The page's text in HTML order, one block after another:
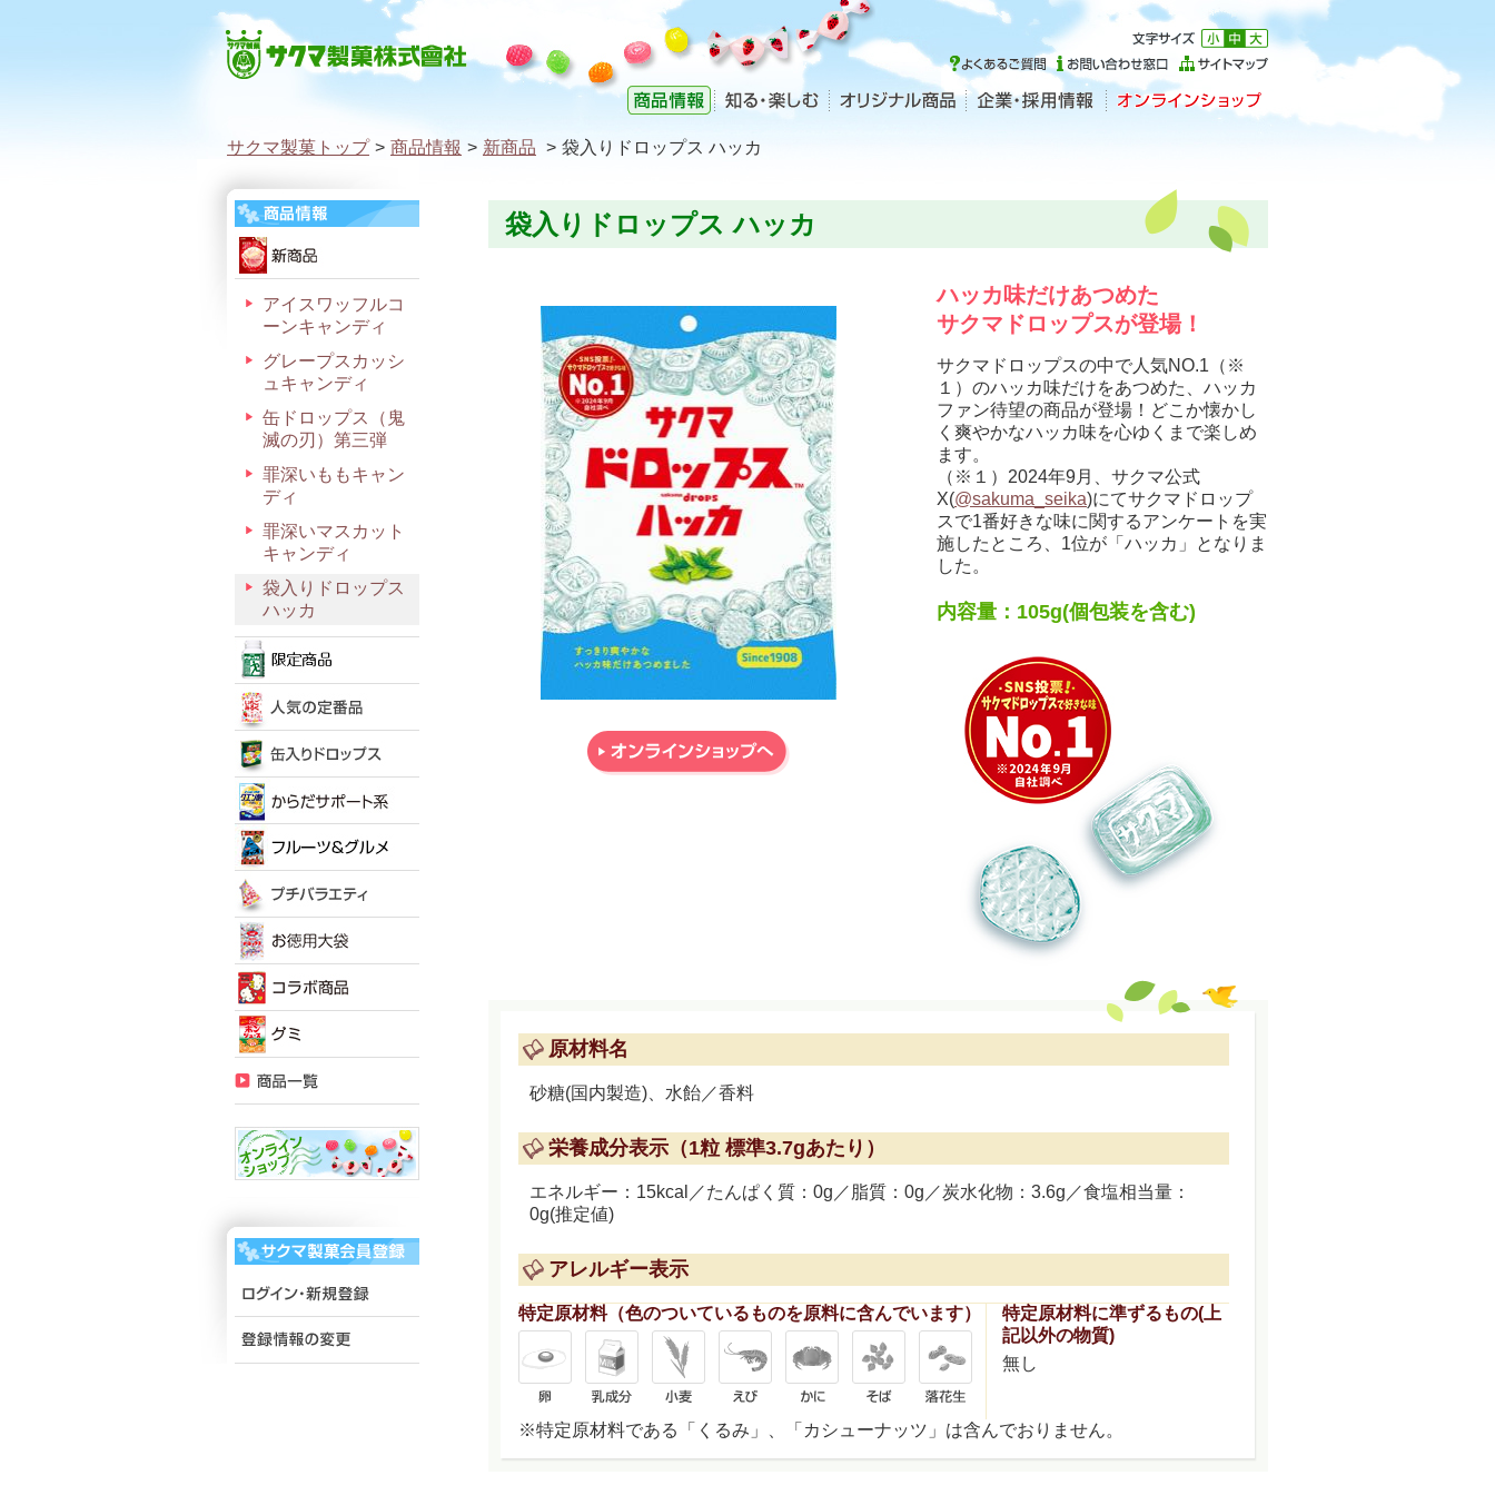
サクマ製菓トップ > 商品情報 > 新商品 > 袋入りドロップス ハッカ
アイスワッフルコ
ーンキャンディ
グレープスカッシ
ュキャンディ
缶ドロップス（鬼
滅の刃）第三弾
罪深いももキャン
ディ
罪深いマスカット
キャンディ
袋入りドロップス
ハッカ
袋入りドロップス ハッカ
ハッカ味だけあつめた
サクマドロップスが登場！
サクマドロップスの中で人気NO.1（※
１）のハッカ味だけをあつめた、ハッカ
ファン待望の商品が登場！どこか懐かし
く爽やかなハッカ味を心ゆくまで楽しめ
ます。
（※１）2024年9月、サクマ公式
X(@sakuma_seika)にてサクマドロップ
スで1番好きな味に関するアンケートを実
施したところ、1位が「ハッカ」となりま
した。
内容量：105g(個包装を含む)
原材料名
砂糖(国内製造)、水飴／香料
栄養成分表示（1粒 標準3.7gあたり）
エネルギー：15kcal／たんぱく質：0g／脂質：0g／炭水化物：3.6g／食塩相当量：
0g(推定値)
アレルギー表示
特定原材料（色のついているものを原料に含んでいます）
特定原材料に準ずるもの(上
記以外の物質)
無し
※特定原材料である「くるみ」、「カシューナッツ」は含んでおりません。